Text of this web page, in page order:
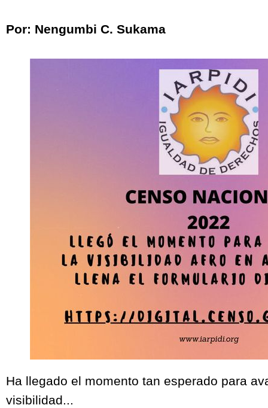
Por: Nengumbi C. Sukama
Ha llegado el momento tan esperado para
visibilidad...